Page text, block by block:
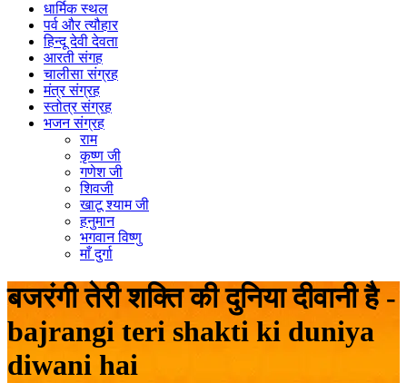
धार्मिक स्थल
पर्व और त्यौहार
हिन्दू देवी देवता
आरती संगह
चालीसा संग्रह
मंत्र संग्रह
स्तोत्र संग्रह
भजन संग्रह
राम
कृष्ण जी
गणेश जी
शिवजी
खाटू श्याम जी
हनुमान
भगवान विष्णु
माँ दुर्गा
बजरंगी तेरी शक्ति की दुनिया दीवानी है -
bajrangi teri shakti ki duniya
diwani hai